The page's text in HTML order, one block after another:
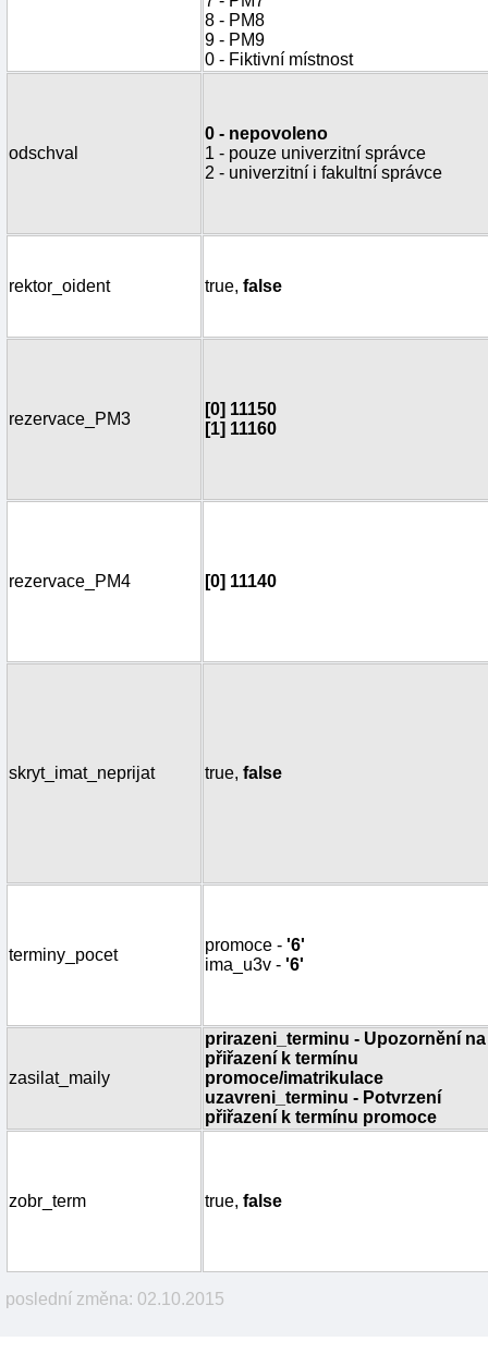
8 - PM8
9 - PM9
0 - Fiktivní místnost
odschval
0 - nepovoleno
1 - pouze univerzitní správce
2 - univerzitní i fakultní správce
rektor_oident true, false
rezervace_PM3
[0] 11150
[1] 11160
rezervace_PM4 [0] 11140
skryt_imat_neprijat true, false
terminy_pocet
promoce - '6'
ima_u3v - '6'
zasilat_maily
prirazeni_terminu - Upozornění na
přiřazení k termínu
promoce/imatrikulace
uzavreni_terminu - Potvrzení
přiřazení k termínu promoce
zobr_term true, false
poslední změna: 02.10.2015